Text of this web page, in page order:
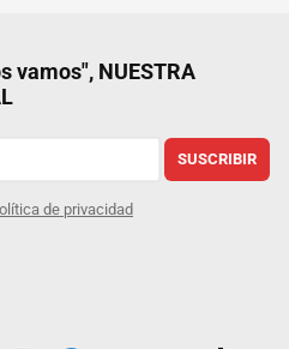
vamos", NUESTRA
SUSCRIBIR
de privacidad